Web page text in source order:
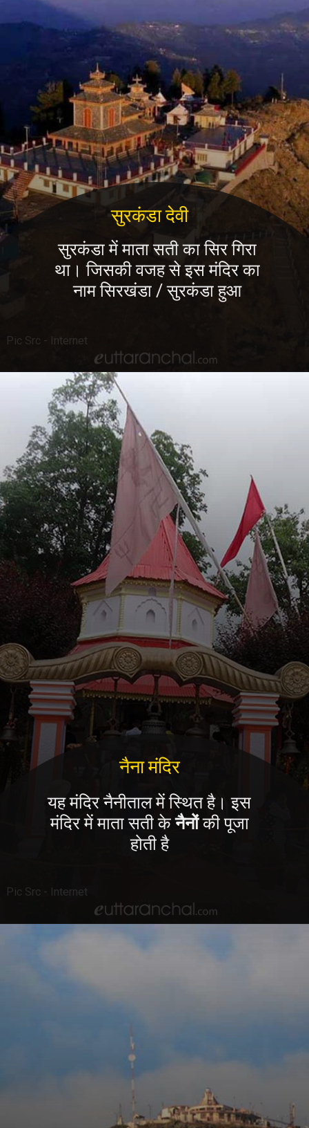
सुरकंडा देवी
Pic Src - Internet
सुरकंडा में माता सती का सिर गिरा
था। जिसकी वजह से इस मंदिर का
नाम सिरखंडा / सुरकंडा हुआ
नैना मंदिर
Pic Src - Internet
यह मंदिर नैनीताल में स्थित है। इस
मंदिर में माता सती केनैनोंकी पूजा
होती है